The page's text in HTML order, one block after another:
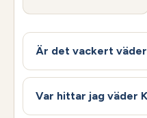
Är det vackert
Var hittar jag väder